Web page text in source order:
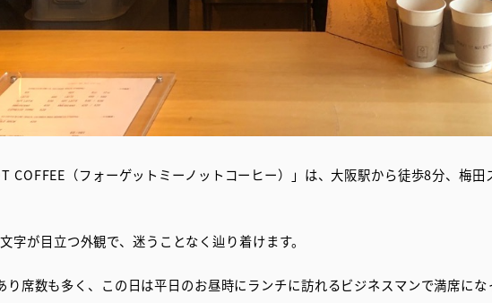
COFFEE（フォーゲットミーノットコーヒー）」は、大阪駅から徒歩8分、梅
字が目立つ外観で、迷うことなく辿り着けます。
り席数も多く、この日は平日のお昼時にランチに訪れるビジネスマンで満席にな